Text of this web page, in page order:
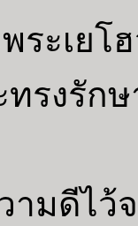
เยโฮ
ทรงรัก
ามดีไว้